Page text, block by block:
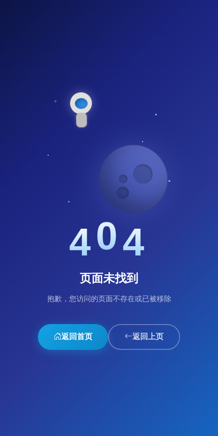
404
页面未找到
抱歉，您访问的页面不存在或已被移除
返回首页 返回上页